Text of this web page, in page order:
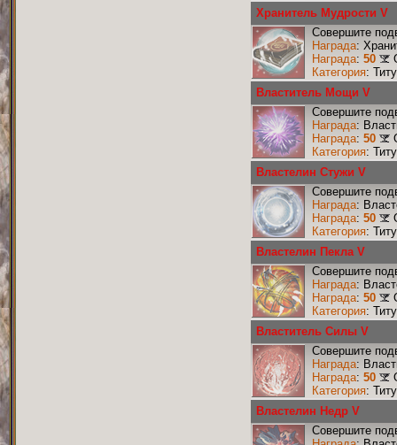
Хранитель Мудрости V
Совершите
Награда:
Награда: 50
Категория:
Властитель Мощи V
Совершите
Награда:
Награда: 50
Категория:
Властелин Стужи V
Совершите
Награда:
Награда: 50
Категория:
Властелин Пекла V
Совершите
Награда:
Награда: 50
Категория:
Властитель Силы V
Совершите
Награда:
Награда: 50
Категория:
Властелин Недр V
Совершите